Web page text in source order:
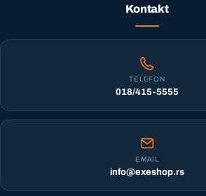
Kontakt
TELEFON
018/415-5555
EMAIL
info@exeshop.rs